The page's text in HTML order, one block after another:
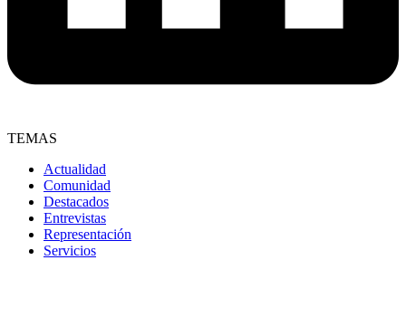
TEMAS
Actualidad
Comunidad
Destacados
Entrevistas
Representación
Servicios